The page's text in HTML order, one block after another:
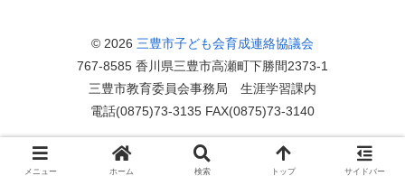
© 2026 三豊市子ども会育成連絡協議会
767-8585 香川県三豊市高瀬町下勝間2373-1
三豊市教育委員会事務局 生涯学習課内
電話(0875)73-3135 FAX(0875)73-3140
メニュー ホーム 検索 トップ サイドバー